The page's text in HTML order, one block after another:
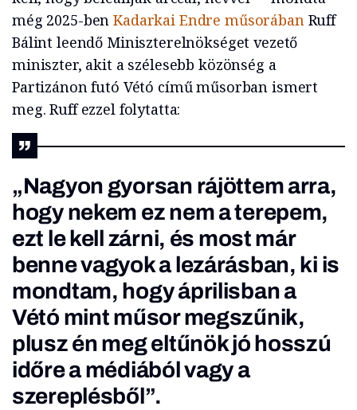
még 2025-benKadarkai Endre műsorábanRuff
Bálint leendő Miniszterelnökséget vezető
miniszter, akit a szélesebb közönség a
Partizánon futó Vétó című műsorban ismert
meg. Ruff ezzel folytatta:
„Nagyon gyorsan rájöttem arra,
hogy nekem ez nem a terepem,
ezt le kell zárni, és most már
benne vagyok a lezárásban, ki is
mondtam, hogy áprilisban a
Vétó mint műsor megszűnik,
plusz én meg eltűnök jó hosszú
időre a médiából vagy a
szereplésből”.